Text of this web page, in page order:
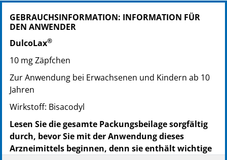
PZN: 00308169
PPN: 110030816977
PZN: 06649635
PPN: 110664963535
PZN: 00308181
PPN: 110030818109
GEBRAUCHSINFORMATION: INFORMATION FÜR
DEN ANWENDER
DulcoLax®
10 mg Zäpfchen
Zur Anwendung bei Erwachsenen und Kindern ab 10
Jahren
Wirkstoff: Bisacodyl
Lesen Sie die gesamte Packungsbeilage sorgfältig
durch, bevor Sie mit der Anwendung dieses
Arzneimittels beginnen, denn sie enthält wichtige